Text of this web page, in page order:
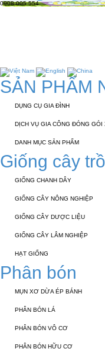
0908 005 554
SẢN PHẨM
DỤNG CỤ GIA ĐÌNH
DỊCH VỤ GIA CÔNG ĐÓNG GÓI
DANH MỤC SẢN PHẨM
Giống cây
GIỐNG CHANH DÂY
GIỐNG CÂY NÔNG NGHIỆP
GIỐNG CÂY DƯỢC LIỆU
GIỐNG CÂY LÂM NGHIỆP
HẠT GIỐNG
Phân bón
MỤN XƠ DỪA ÉP BÁNH
PHÂN BÓN LÁ
PHÂN BÓN VÔ CƠ
PHÂN BÓN HỮU CƠ